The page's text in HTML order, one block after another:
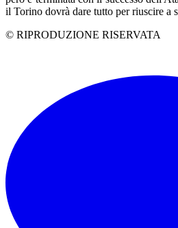
il Torino dovrà dare tutto per riuscire a
© RIPRODUZIONE RISERVATA